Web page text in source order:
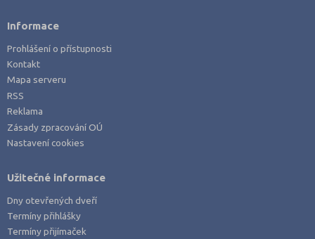
Litoměřice (2)
Mělník (1)
Most (1)
Nový Jičín (1)
Olomouc (2)
Pardubice (1)
Písek (1)
Informace
Prohlášení o přístupnosti
Kontakt
Mapa serveru
RSS
Reklama
Zásady zpracování OÚ
Nastavení cookies
Užitečné informace
Dny otevřených dveří
Termíny přihlášky
Termíny přijímaček